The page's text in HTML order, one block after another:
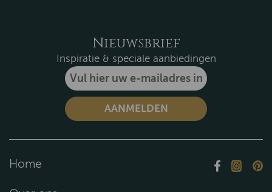
Nieuwsbrief
Inspiratie & speciale aanbiedingen
Home